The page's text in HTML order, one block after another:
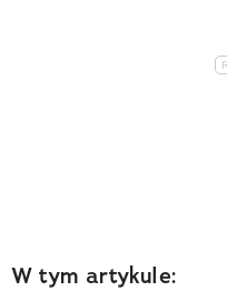
W tym artykule: